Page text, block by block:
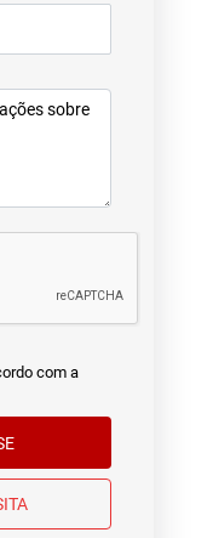
com a